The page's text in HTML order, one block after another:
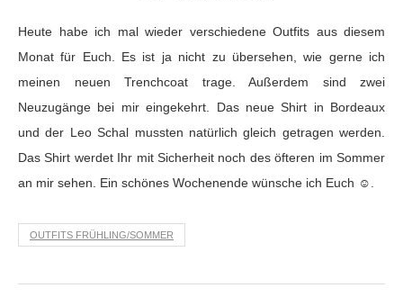
Heute habe ich mal wieder verschiedene Outfits aus diesem
Monat für Euch. Es ist ja nicht zu übersehen, wie gerne ich
meinen neuen Trenchcoat trage. Außerdem sind zwei
Neuzugänge bei mir eingekehrt. Das neue Shirt in Bordeaux
und der Leo Schal mussten natürlich gleich getragen werden.
Das Shirt werdet Ihr mit Sicherheit noch des öfteren im Sommer
an mir sehen. Ein schönes Wochenende wünsche ich Euch ☺.
OUTFITS FRÜHLING/SOMMER